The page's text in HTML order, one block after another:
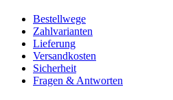
Bestellwege
Zahlvarianten
Lieferung
Versandkosten
Sicherheit
Fragen & Antworten